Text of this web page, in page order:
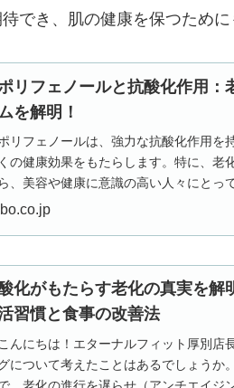
でき、肌の健康を保つために
リフェノールと抗酸化作用：
を解明！
リフェノールは、強力な抗酸化作用を
くの健康効果をもたらします。特に、老
ら、美容や健康に意識の高い人々にとっ
ールの抗酸化作用がどのよ...
化がもたらす老化の真実を解
習慣と食事の改善法
こんにちは！エターナルフィット厚別店
について考えたことはあるでしょうか
、老化の進行を遅らせ（アンチエイジ